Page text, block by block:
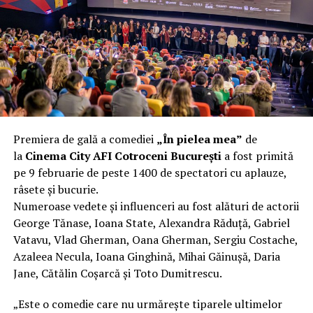
încât nu a mai putut fi pliat. Proprietarul l-a aruncat la
fier vechi a doua zi. Asta ca să fie clar de la început: nu
vorbim despre preferințe estetice, ci despre
funcționalitate reală.
Aluminiul, pe scurt: ușor,
rezistent la coroziune, dar cu
nuanțe
Aluminiul e materialul care apare primul în conversație
când cineva caută un pavilion ușor. Și pe bună dreptate.
Densitatea aluminiului e de aproximativ 2,7 g/cm³, față
de circa 7,8 g/cm³ pentru oțel. Practic, la un volum
identic, aluminiul cântărește cam o treime din greutatea
oțelului. Pentru oricine transportă, montează și
demontează frecvent o structură, diferența asta se
simte enorm.
Premiera de gală a comediei „În pielea mea” de
la Cinema City AFI Cotroceni Bucureștia fost primită
pe 9 februarie de peste 1400 de spectatori cu aplauze,
râsete și bucurie.
Numeroase vedete și influenceri au fost alături de actorii
George Tănase, Ioana State, Alexandra Răduță, Gabriel
Vatavu, Vlad Gherman, Oana Gherman, Sergiu Costache,
Azaleea Necula, Ioana Ginghină, Mihai Găinușă, Daria
Jane, Cătălin Coșarcă și Toto Dumitrescu.
„Este o comedie care nu urmărește tiparele ultimelor